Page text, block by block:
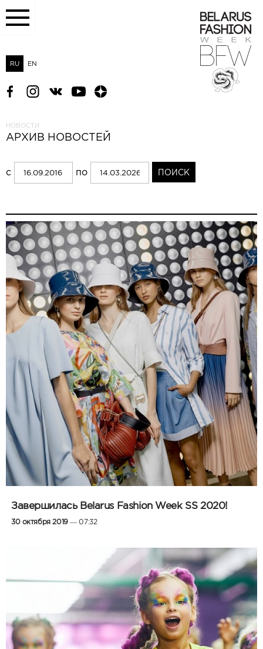
RU EN
НОВОСТИ
АРХИВ НОВОСТЕЙ
с по
Завершилась Belarus Fashion Week SS 2020!
30 октября 2019— 07:32